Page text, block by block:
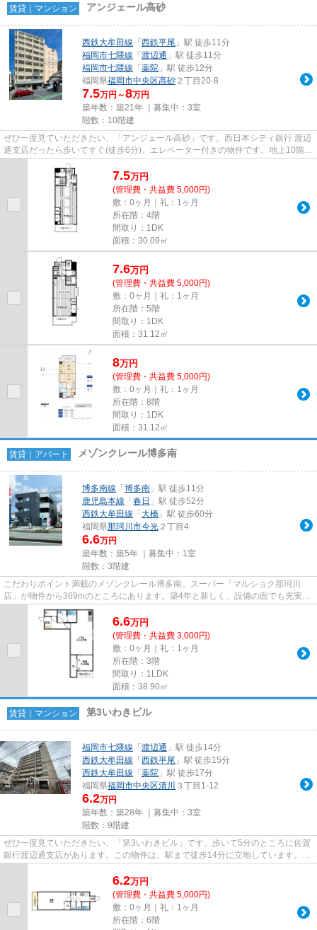
賃貸｜マンション アンジェール高砂
西鉄大牟田線 「 西鉄平尾 」駅 徒歩11分
福岡市七隈線 「 渡辺通 」駅 徒歩11分
福岡市七隈線 「 薬院 」駅 徒歩12分
福岡県福岡市中央区高砂 ２丁目20-8
7.5万円～8万円
築年数：築21年 ｜募集中： 3室
階数：10階建
ぜひ一度見ていただきたい、「アンジェール高砂」です。西日本シティ銀行 渡辺
通支店だったら歩いてすぐ(徒歩6分)。エレベーター付きの物件です。地上10階建
てのこの物件なら景色もバ...
7.5万円
(管理費・共益費 5,000円)
敷：0ヶ月｜礼：1ヶ月
所在階：4階
間取り：1DK
面積：30.09㎡
7.6万円
(管理費・共益費 5,000円)
敷：0ヶ月｜礼：1ヶ月
所在階：5階
間取り：1DK
面積：31.12㎡
8万円
(管理費・共益費 5,000円)
敷：0ヶ月｜礼：1ヶ月
所在階：8階
間取り：1DK
面積：31.12㎡
賃貸｜アパート メゾンクレール博多南
博多南線 「 博多南 」駅 徒歩11分
鹿児島本線 「 春日 」駅 徒歩52分
西鉄大牟田線 「 大橋 」駅 徒歩60分
福岡県那珂川市今光 ２丁目4
6.6万円
築年数：築5年 ｜募集中： 1室
階数：3階建
こだわりポイント満載のメゾンクレール博多南。スーパー「マルショク那珂川
店」が物件から369mのところにあります。築4年と新しく、設備の面でも充実。
こちらの物件はアパートです。気...
6.6万円
(管理費・共益費 3,000円)
敷：0ヶ月｜礼：1ヶ月
所在階：3階
間取り：1LDK
面積：38.90㎡
賃貸｜マンション 第3いわきビル
福岡市七隈線 「 渡辺通 」駅 徒歩14分
西鉄大牟田線 「 西鉄平尾 」駅 徒歩15分
西鉄大牟田線 「 薬院 」駅 徒歩17分
福岡県福岡市中央区清川 ３丁目1-12
6.2万円
築年数：築28年 ｜募集中： 3室
階数：9階建
ぜひ一度見ていただきたい、「第3いわきビル」です。歩いて5分のところに佐賀
銀行渡辺通支店があります。この物件は、駅まで徒歩14分に立地しています。こ
6.2万円
(管理費・共益費 5,000円)
敷：0ヶ月｜礼：1ヶ月
所在階：6階